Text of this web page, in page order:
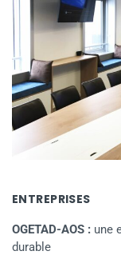
ENTREPRISES
OGETAD-AOS : une
durable